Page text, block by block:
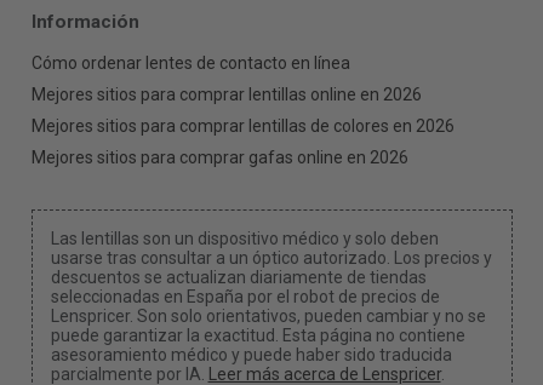
Información
Cómo ordenar lentes de contacto en línea
Mejores sitios para comprar lentillas online en 2026
Mejores sitios para comprar lentillas de colores en 2026
Mejores sitios para comprar gafas online en 2026
Las lentillas son un dispositivo médico y solo deben
usarse tras consultar a un óptico autorizado. Los precios y
descuentos se actualizan diariamente de tiendas
seleccionadas en España por el robot de precios de
Lenspricer. Son solo orientativos, pueden cambiar y no se
puede garantizar la exactitud. Esta página no contiene
asesoramiento médico y puede haber sido traducida
parcialmente por IA.
Leer más acerca de Lenspricer.